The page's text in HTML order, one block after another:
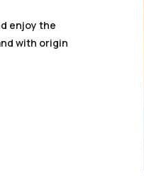
enjoy the
with origin